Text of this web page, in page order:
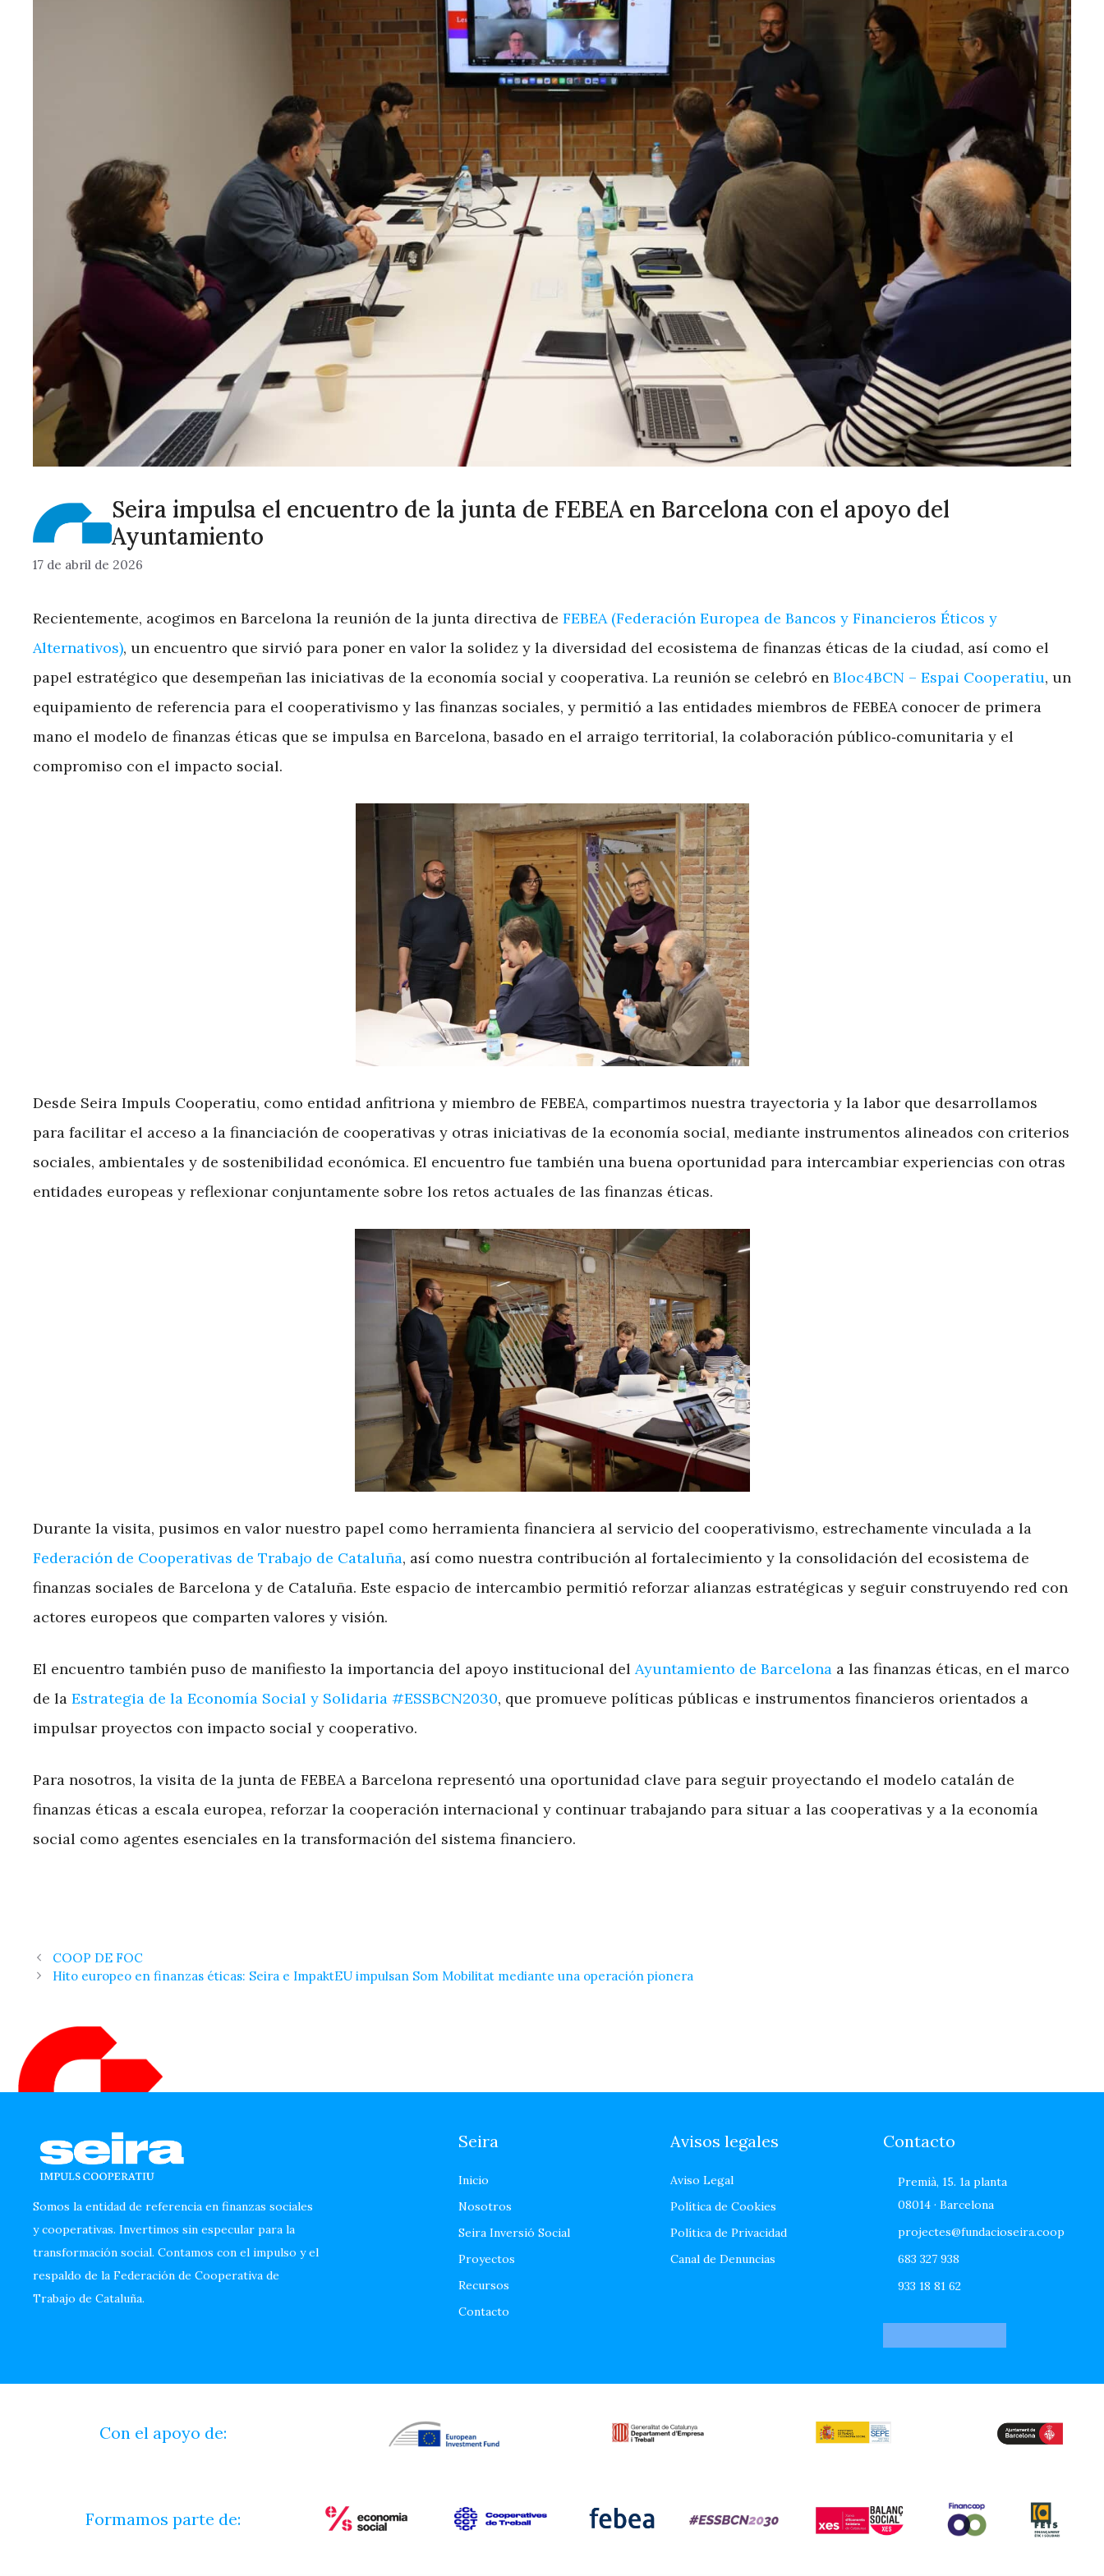
Seira impulsa el encuentro de la junta de FEBEA en Barcelona con el apoyo del
Ayuntamiento
17 de abril de 2026
Recientemente, acogimos en Barcelona la reunión de la junta directiva de FEBEA (Federación Europea de Bancos y Financieros Éticos y
Alternativos), un encuentro que sirvió para poner en valor la solidez y la diversidad del ecosistema de finanzas éticas de la ciudad, así como el
papel estratégico que desempeñan las iniciativas de la economía social y cooperativa. La reunión se celebró en Bloc4BCN – Espai Cooperatiu, un
equipamiento de referencia para el cooperativismo y las finanzas sociales, y permitió a las entidades miembros de FEBEA conocer de primera
mano el modelo de finanzas éticas que se impulsa en Barcelona, basado en el arraigo territorial, la colaboración público‑comunitaria y el
compromiso con el impacto social.
Desde Seira Impuls Cooperatiu, como entidad anfitriona y miembro de FEBEA, compartimos nuestra trayectoria y la labor que desarrollamos
para facilitar el acceso a la financiación de cooperativas y otras iniciativas de la economía social, mediante instrumentos alineados con criterios
sociales, ambientales y de sostenibilidad económica. El encuentro fue también una buena oportunidad para intercambiar experiencias con otras
entidades europeas y reflexionar conjuntamente sobre los retos actuales de las finanzas éticas.
Durante la visita, pusimos en valor nuestro papel como herramienta financiera al servicio del cooperativismo, estrechamente vinculada a la
Federación de Cooperativas de Trabajo de Cataluña, así como nuestra contribución al fortalecimiento y la consolidación del ecosistema de
finanzas sociales de Barcelona y de Cataluña. Este espacio de intercambio permitió reforzar alianzas estratégicas y seguir construyendo red con
actores europeos que comparten valores y visión.
El encuentro también puso de manifiesto la importancia del apoyo institucional del Ayuntamiento de Barcelona a las finanzas éticas, en el marco
de la Estrategia de la Economía Social y Solidaria #ESSBCN2030, que promueve políticas públicas e instrumentos financieros orientados a
impulsar proyectos con impacto social y cooperativo.
Para nosotros, la visita de la junta de FEBEA a Barcelona representó una oportunidad clave para seguir proyectando el modelo catalán de
finanzas éticas a escala europea, reforzar la cooperación internacional y continuar trabajando para situar a las cooperativas y a la economía
social como agentes esenciales en la transformación del sistema financiero.
COOP DE FOC
Hito europeo en finanzas éticas: Seira e ImpaktEU impulsan Som Mobilitat mediante una operación pionera
Somos la entidad de referencia en finanzas sociales
y cooperativas. Invertimos sin especular para la
transformación social. Contamos con el impulso y el
respaldo de la Federación de Cooperativa de
Trabajo de Cataluña.
Seira
Inicio
Nosotros
Seira Inversió Social
Proyectos
Recursos
Contacto
Avisos legales
Aviso Legal
Política de Cookies
Política de Privacidad
Canal de Denuncias
Contacto
Premià, 15. 1a planta
08014 · Barcelona
projectes@fundacioseira.coop
683 327 938
933 18 81 62
Con el apoyo de:
Formamos parte de: